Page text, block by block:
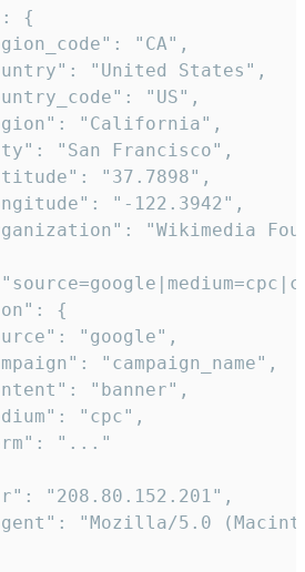
{
"CA",
"United States",
"US",
"California",
"San Francisco",
"37.7898",
"-122.3942",
"Wikimedia
{
"google",
"campaign_name",
"banner",
"cpc",
"..."
"208.80.152.201",
"Mozilla/5.0